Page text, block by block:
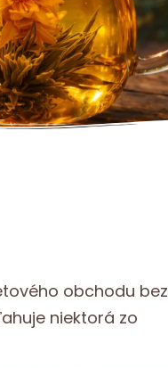
obchodu bez
niektorá zo